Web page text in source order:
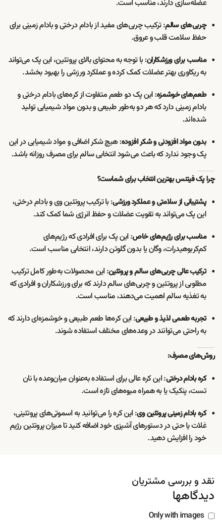
عضله‌سازی دارند، مناسب است.
چربی‌های سالم: ترکیب چربی‌های مفید از بادام درختی و بادام زمینی برای
حفظ سلامت قلب و عروق.
مناسب برای ورزشکاران: با توجه به محتوای بالای پروتئین، این پک می‌تواند
به ریکاوری بهتر عضلات کمک کرده و عملکرد ورزشی را بهبود بخشد.
طعم‌های خوشمزه: این پک دو طعم متفاوت از کره‌های بادام درختی و
بادام زمینی دارد که هر دو به‌طور طبیعی و بدون مواد شیمیایی تولید
شده‌اند.
بدون مواد افزودنی و شکر افزوده: هیچ شکر اضافی و مواد شیمیایی در این
پک وجود ندارد که باعث می‌شود انتخابی سالم برای مصرف روزانه باشد.
چرا پک فیتنس بهترین انتخاب برای شماست؟
پشتیبانی از سلامتی و عملکرد ورزشی: با ترکیب پروتئین وی و بادام درختی،
این پک می‌تواند به تقویت عضلات و حفظ انرژی شما کمک کند.
مناسب برای رژیم‌های خاص: این پک برای افرادی که رژیم‌های
کم‌کربوهیدرات، وگان یا بدون گلوتن دارند، انتخابی مناسب است.
ترکیب عالی چربی‌های سالم و پروتئین: این محصولات به‌طور کامل ترکیب
مطلوبی از پروتئین و چربی‌های سالم دارند که برای ورزشکاران و افرادی که
به تغذیه سالم اهمیت می‌دهند، مناسب است.
تجربه طعمی لذیذ و طبیعی: این کره‌ها طعم طبیعی و خوشمزه‌ای دارند که
به راحتی می‌توانند در وعده‌های مختلف استفاده شوند.
روش‌های مصرف:
کره بادام درختی: این کره عالی برای استفاده به‌عنوان میان‌وعده با نان
تست، پنکیک یا به همراه میوه‌های تازه است.
کره بادام زمینی پروتئین وی: این کره را می‌توانید به اسموتی‌های پروتئینی،
غلات یا حتی در دستورهای آشپزی خود اضافه کنید تا میزان پروتئین رژیم
خود را افزایش دهید.
نقد و بررسی مشتریان
دیدگاهها
Only with images